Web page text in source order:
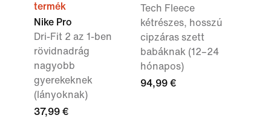
termék
Nike Pro
Dri-Fit 2 az 1-ben
rövidnadrág
nagyobb
gyerekeknek
(lányoknak)
37,99 €
Tech Fleece
kétrészes, hosszú
cipzáras szett
babáknak (12–24
hónapos)
94,99 €